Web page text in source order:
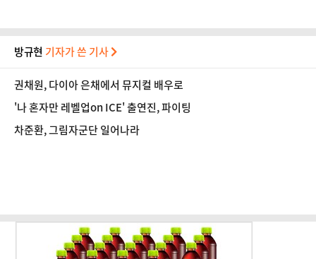
방규현 기자가 쓴 기사
권채원, 다이아 은채에서 뮤지컬 배우로
'나 혼자만 레벨업on ICE' 출연진, 파이팅
차준환, 그림자군단 일어나라